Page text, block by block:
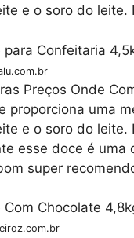
e o soro do leite.
Preços Onde
proporciona uma
e o soro do
esse doce é
super